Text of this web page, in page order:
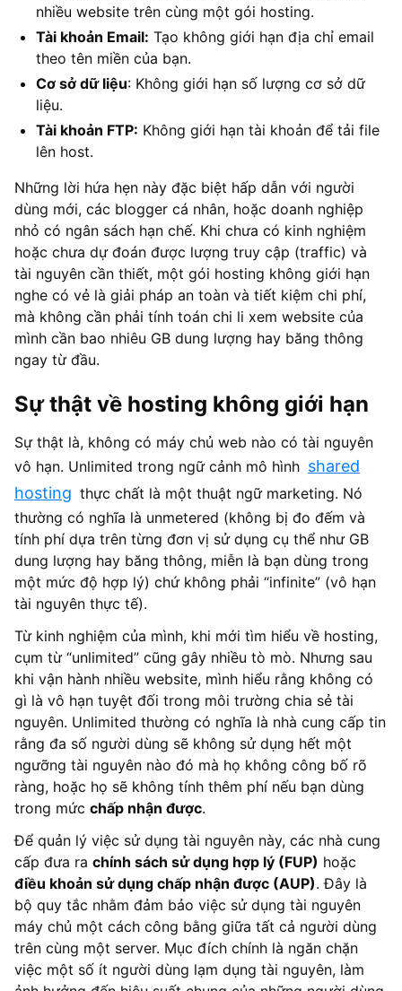
nhiều website trên cùng một gói hosting.
Tài khoản Email: Tạo không giới hạn địa chỉ email
theo tên miền của bạn.
Cơ sở dữ liệu: Không giới hạn số lượng cơ sở dữ
liệu.
Tài khoản FTP: Không giới hạn tài khoản để tải file
lên host.
Những lời hứa hẹn này đặc biệt hấp dẫn với người
dùng mới, các blogger cá nhân, hoặc doanh nghiệp
nhỏ có ngân sách hạn chế. Khi chưa có kinh nghiệm
hoặc chưa dự đoán được lượng truy cập (traffic) và
tài nguyên cần thiết, một gói hosting không giới hạn
nghe có vẻ là giải pháp an toàn và tiết kiệm chi phí,
mà không cần phải tính toán chi li xem website của
mình cần bao nhiêu GB dung lượng hay băng thông
ngay từ đầu.
Sự thật về hosting không giới hạn
Sự thật là, không có máy chủ web nào có tài nguyên
vô hạn. Unlimited trong ngữ cảnh mô hình shared
hosting thực chất là một thuật ngữ marketing. Nó
thường có nghĩa là unmetered (không bị đo đếm và
tính phí dựa trên từng đơn vị sử dụng cụ thể như GB
dung lượng hay băng thông, miễn là bạn dùng trong
một mức độ hợp lý) chứ không phải “infinite” (vô hạn
tài nguyên thực tế).
Từ kinh nghiệm của mình, khi mới tìm hiểu về hosting,
cụm từ “unlimited” cũng gây nhiều tò mò. Nhưng sau
khi vận hành nhiều website, mình hiểu rằng không có
gì là vô hạn tuyệt đối trong môi trường chia sẻ tài
nguyên. Unlimited thường có nghĩa là nhà cung cấp tin
rằng đa số người dùng sẽ không sử dụng hết một
ngưỡng tài nguyên nào đó mà họ không công bố rõ
ràng, hoặc họ sẽ không tính thêm phí nếu bạn dùng
trong mức chấp nhận được.
Để quản lý việc sử dụng tài nguyên này, các nhà cung
cấp đưa ra chính sách sử dụng hợp lý (FUP) hoặc
điều khoản sử dụng chấp nhận được (AUP). Đây là
bộ quy tắc nhằm đảm bảo việc sử dụng tài nguyên
máy chủ một cách công bằng giữa tất cả người dùng
trên cùng một server. Mục đích chính là ngăn chặn
việc một số ít người dùng lạm dụng tài nguyên, làm